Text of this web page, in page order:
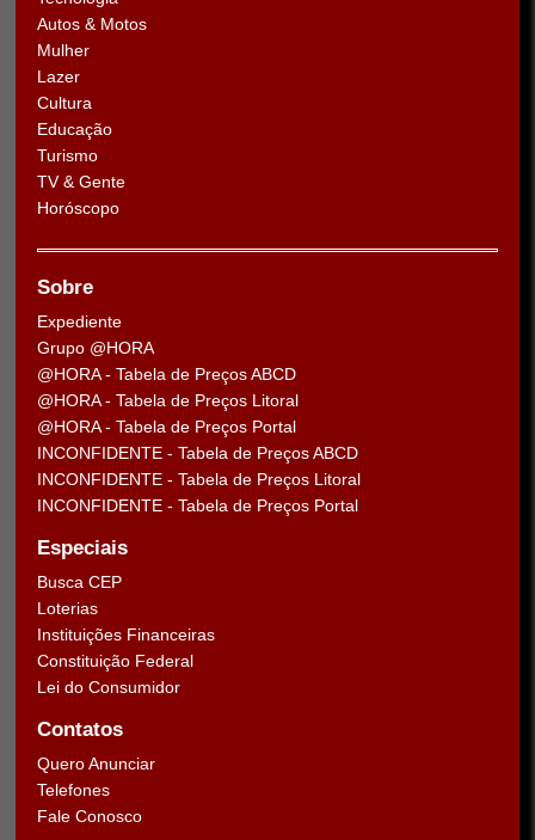
Autos & Motos
Mulher
Lazer
Cultura
Educação
Turismo
TV & Gente
Horóscopo
Sobre
Expediente
Grupo @HORA
@HORA - Tabela de Preços ABCD
@HORA - Tabela de Preços Litoral
@HORA - Tabela de Preços Portal
INCONFIDENTE - Tabela de Preços ABCD
INCONFIDENTE - Tabela de Preços Litoral
INCONFIDENTE - Tabela de Preços Portal
Especiais
Busca CEP
Loterias
Instituições Financeiras
Constituição Federal
Lei do Consumidor
Contatos
Quero Anunciar
Telefones
Fale Conosco